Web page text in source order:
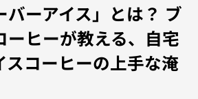
バーアイス」とは？ ブ
ーヒーが教える、自宅
スコーヒーの上手な淹